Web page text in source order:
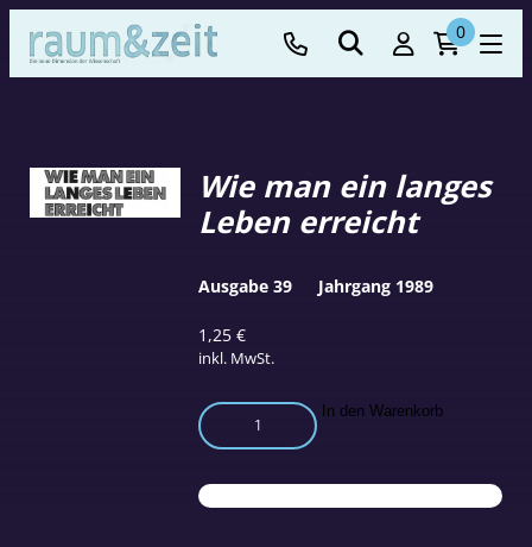
0
Wie man ein langes
Leben erreicht
1,25€
inkl. MwSt.
Wie
man
langes
Leben
In den Warenkorb
Ausgabe 39 Jahrgang 1989